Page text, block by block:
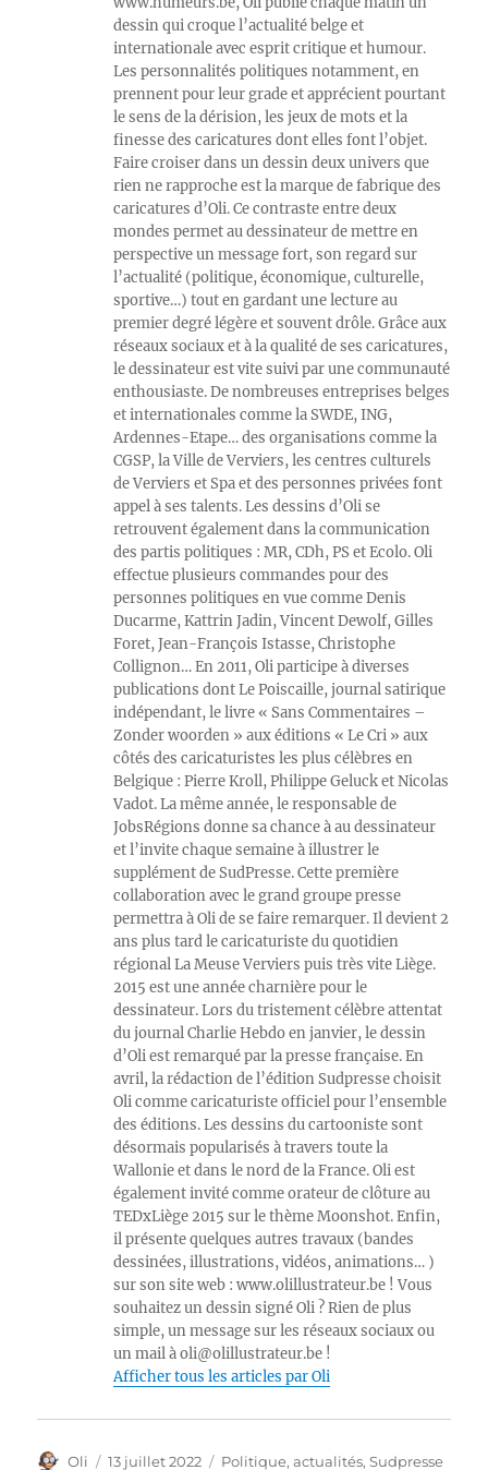
dessin qui croque l’actualité belge et
internationale avec esprit critique et humour.
Les personnalités politiques notamment, en
prennent pour leur grade et apprécient pourtant
le sens de la dérision, les jeux de mots et la
finesse des caricatures dont elles font l’objet.
Faire croiser dans un dessin deux univers que
rien ne rapproche est la marque de fabrique des
caricatures d’Oli. Ce contraste entre deux
mondes permet au dessinateur de mettre en
perspective un message fort, son regard sur
l’actualité (politique, économique, culturelle,
sportive…) tout en gardant une lecture au
premier degré légère et souvent drôle. Grâce aux
réseaux sociaux et à la qualité de ses caricatures,
le dessinateur est vite suivi par une communauté
enthousiaste. De nombreuses entreprises belges
et internationales comme la SWDE, ING,
Ardennes-Etape… des organisations comme la
CGSP, la Ville de Verviers, les centres culturels
de Verviers et Spa et des personnes privées font
appel à ses talents. Les dessins d’Oli se
retrouvent également dans la communication
des partis politiques : MR, CDh, PS et Ecolo. Oli
effectue plusieurs commandes pour des
personnes politiques en vue comme Denis
Ducarme, Kattrin Jadin, Vincent Dewolf, Gilles
Foret, Jean-François Istasse, Christophe
Collignon… En 2011, Oli participe à diverses
publications dont Le Poiscaille, journal satirique
indépendant, le livre « Sans Commentaires –
Zonder woorden » aux éditions « Le Cri » aux
côtés des caricaturistes les plus célèbres en
Belgique : Pierre Kroll, Philippe Geluck et Nicolas
Vadot. La même année, le responsable de
JobsRégions donne sa chance à au dessinateur
et l’invite chaque semaine à illustrer le
supplément de SudPresse. Cette première
collaboration avec le grand groupe presse
permettra à Oli de se faire remarquer. Il devient 2
ans plus tard le caricaturiste du quotidien
régional La Meuse Verviers puis très vite Liège.
2015 est une année charnière pour le
dessinateur. Lors du tristement célèbre attentat
du journal Charlie Hebdo en janvier, le dessin
d’Oli est remarqué par la presse française. En
avril, la rédaction de l’édition Sudpresse choisit
Oli comme caricaturiste officiel pour l’ensemble
des éditions. Les dessins du cartooniste sont
désormais popularisés à travers toute la
Wallonie et dans le nord de la France. Oli est
également invité comme orateur de clôture au
TEDxLiège 2015 sur le thème Moonshot. Enfin,
il présente quelques autres travaux (bandes
dessinées, illustrations, vidéos, animations… )
sur son site web : www.olillustrateur.be ! Vous
souhaitez un dessin signé Oli ? Rien de plus
simple, un message sur les réseaux sociaux ou
un mail à oli@olillustrateur.be !
Afficher tous les articles par Oli
Auteur
Oli Publié
13 juillet 2022 Catégories
Politique, actualités,Sudpresse